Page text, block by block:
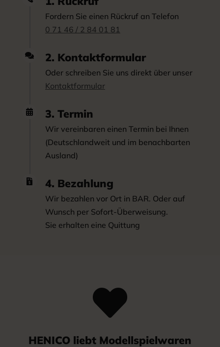
Fordern Sie einen Rückruf an Telefon
0 71 46 / 2 84 01 81
 2. Kontaktformular
Oder schreiben Sie uns direkt über unser
Kontaktformular
 3. Termin
Wir vereinbaren einen Termin bei Ihnen
(Deutschlandweit und im benachbarten
Ausland)
 4. Bezahlung
Wir bezahlen vor Ort in BAR. Oder auf
Wunsch per Sofort-Überweisung.
Sie erhalten eine Quittung

HENICO liebt Modellspielwaren